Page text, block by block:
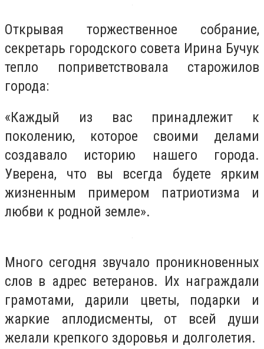
Открывая торжественное собрание,
секретарь городского совета Ирина Бучук
тепло поприветствовала старожилов
города:
«Каждый из вас принадлежит к
поколению, которое своими делами
создавало историю нашего города.
Уверена, что вы всегда будете ярким
жизненным примером патриотизма и
любви к родной земле».
Много сегодня звучало проникновенных
слов в адрес ветеранов. Их награждали
грамотами, дарили цветы, подарки и
жаркие аплодисменты, от всей души
желали крепкого здоровья и долголетия.